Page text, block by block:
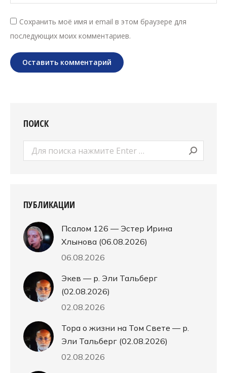
Сохранить моё имя и email в этом браузере для
последующих моих комментариев.
Оставить комментарий
ПОИСК
Поиск:
ПУБЛИКАЦИИ
Псалом 126 — Эстер Ирина
Хлынова (06.08.2026)
06.08.2026
Экев — р. Эли Тальберг
(02.08.2026)
02.08.2026
Тора о жизни на Том Свете — р.
Эли Тальберг (02.08.2026)
02.08.2026